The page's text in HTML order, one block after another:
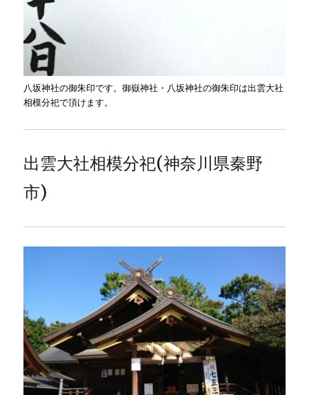
八坂神社の御朱印です。御嶽神社・八坂神社の御朱印は出雲大社
相模分祀で頂けます。
出雲大社相模分祀(神奈川県秦野
市)